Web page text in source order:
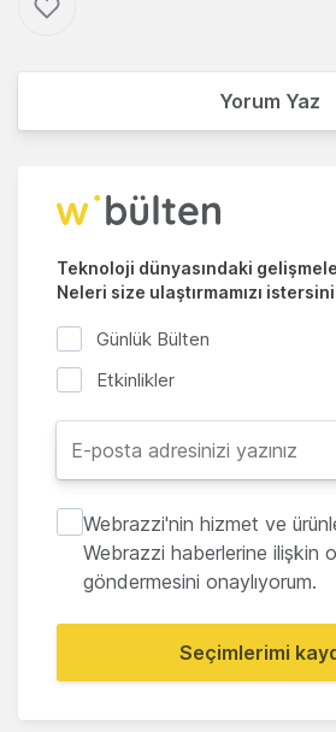
Yorum Yaz
Teknoloji dünyasındaki
Neleri size ulaştırmamızı
Günlük Bülten
Etkinlikler
Webrazzi'nin hizmet ve
Webrazzi haberlerine ilişkin
göndermesini onaylıyorum.
Seçimlerimi